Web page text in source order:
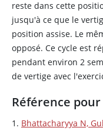
reste dans cette
jusqu'à ce que le
position assise. Le
opposé. Ce cycle est
pendant environ 2
de vertige avec
Référence
1. Bhattacharyya N,